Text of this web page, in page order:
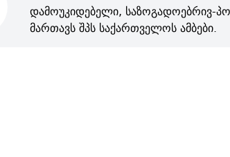
დამოუკიდებელი, საზოგადოებრივ-
მართავს შპს საქართველოს ამბები.